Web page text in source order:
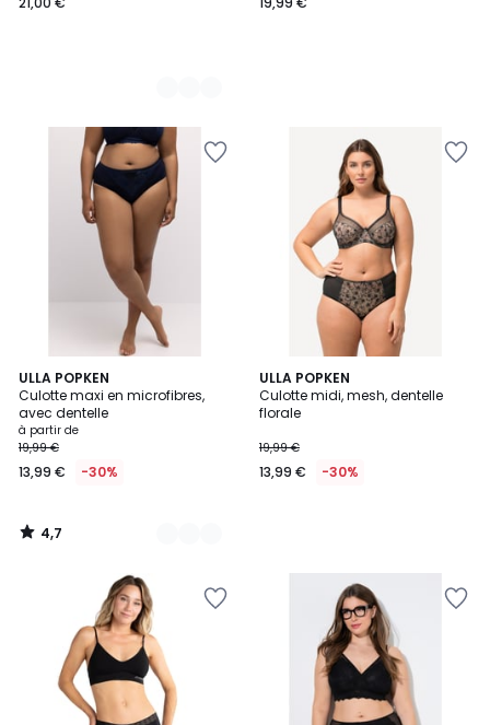
ULLA POPKEN
Culotte maxi en microfibres,
avec dentelle
à partir de
19,99 €
13,99 € -30%
4,7
/ 5
10
Couleurs
4,7
/
ULLA POPKEN
Culotte midi, mesh, dentelle
florale
19,99 €
13,99 € -30%